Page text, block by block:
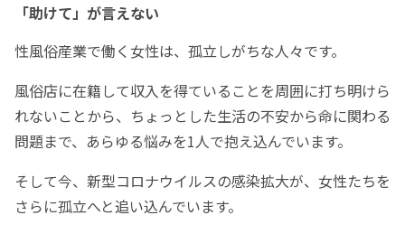
「助けて」が言えない
性風俗産業で働く女性は、孤立しがちな人々です。
風俗店に在籍して収入を得ていることを周囲に打ち明けら
れないことから、ちょっとした生活の不安から命に関わる
問題まで、あらゆる悩みを1人で抱え込んでいます。
そして今、新型コロナウイルスの感染拡大が、女性たちを
さらに孤立へと追い込んでいます。